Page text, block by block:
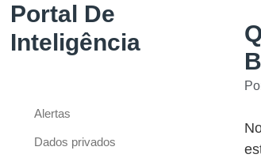
Portal De
Inteligência
Alertas
Dados privados